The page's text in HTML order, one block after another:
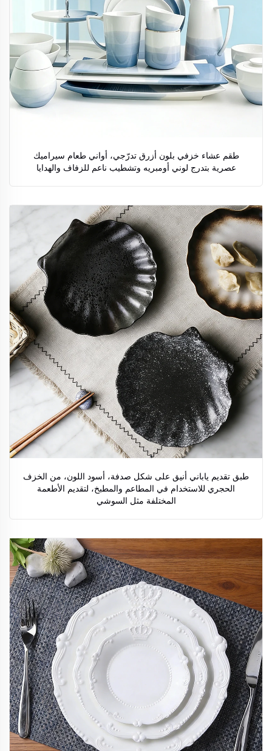
طقم عشاء خزفي بلون أزرق تدرّجي، أواني طعام سيراميك
عصرية بتدرج لوني أومبريه وتشطيب ناعم للزفاف والهدايا
طبق تقديم ياباني أنيق على شكل صدفة، أسود اللون، من الخزف
الحجري للاستخدام في المطاعم والمطبخ، لتقديم الأطعمة
المختلفة مثل السوشي